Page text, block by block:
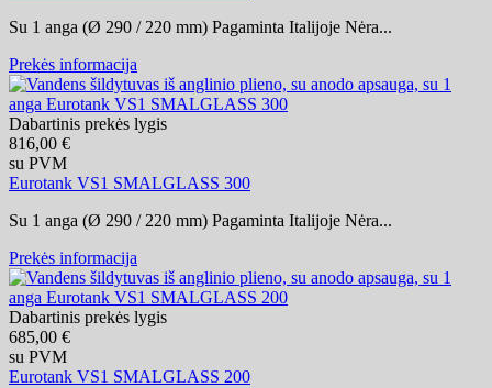
Su 1 anga (Ø 290 / 220 mm) Pagaminta Italijoje Nėra...
Prekės informacija
Dabartinis prekės lygis
816,00 €
su PVM
Eurotank VS1 SMALGLASS 300
Su 1 anga (Ø 290 / 220 mm) Pagaminta Italijoje Nėra...
Prekės informacija
Dabartinis prekės lygis
685,00 €
su PVM
Eurotank VS1 SMALGLASS 200